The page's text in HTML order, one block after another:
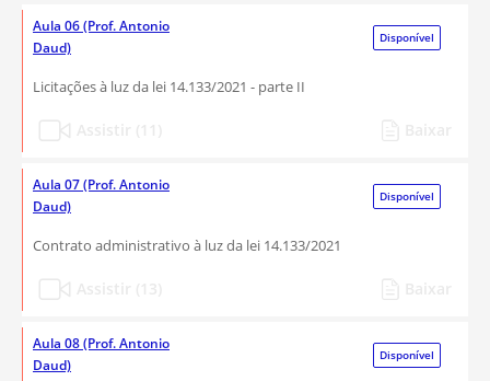
Aula 06 (Prof. Antonio
Daud)
Disponível
Licitações à luz da lei 14.133/2021 - parte II
Aula 07 (Prof. Antonio
Daud)
Disponível
Contrato administrativo à luz da lei 14.133/2021
Aula 08 (Prof. Antonio
Daud)
Disponível